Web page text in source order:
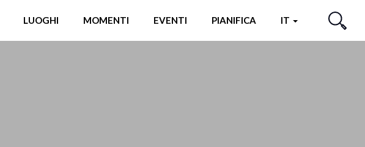
LUOGHI MOMENTI EVENTI PIANIFICA IT
CERCA